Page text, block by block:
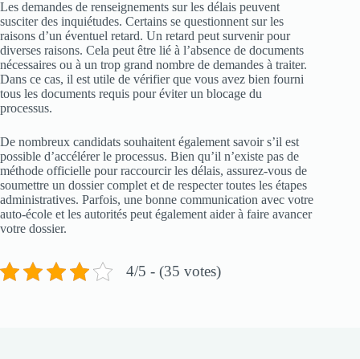
Les demandes de renseignements sur les délais peuvent
susciter des inquiétudes. Certains se questionnent sur les
raisons d’un éventuel retard. Un retard peut survenir pour
diverses raisons. Cela peut être lié à l’absence de documents
nécessaires ou à un trop grand nombre de demandes à traiter.
Dans ce cas, il est utile de vérifier que vous avez bien fourni
tous les documents requis pour éviter un blocage du
processus.
De nombreux candidats souhaitent également savoir s’il est
possible d’accélérer le processus. Bien qu’il n’existe pas de
méthode officielle pour raccourcir les délais, assurez-vous de
soumettre un dossier complet et de respecter toutes les étapes
administratives. Parfois, une bonne communication avec votre
auto-école et les autorités peut également aider à faire avancer
votre dossier.
4/5 - (35 votes)